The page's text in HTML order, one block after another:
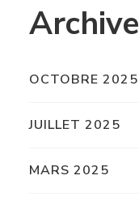
OCTOBRE 2025
JUILLET 2025
MARS 2025